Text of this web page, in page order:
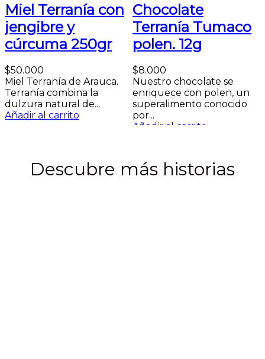
Miel Terranía con
jengibre y
cúrcuma 250gr
$50.000
Miel Terranía de Arauca.
Terranía combina la
dulzura natural de...
Añadir al carrito
Chocolate
Terranía Tumaco
polen. 12g
$8.000
Nuestro chocolate se
enriquece con polen, un
superalimento conocido
por...
Añadir al carrito
Descubre más historias